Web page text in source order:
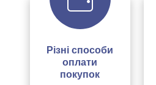
Різні способи
оплати
покупок